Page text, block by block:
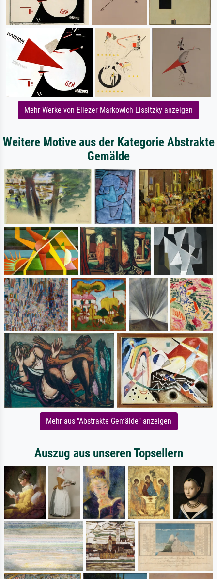
Mehr Werke von Eliezer Markowich Lissitzky anzeigen
Weitere Motive aus der Kategorie Abstrakte
Gemälde
Mehr aus "Abstrakte Gemälde" anzeigen
Auszug aus unseren Topsellern